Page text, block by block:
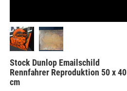
Stock Dunlop Emailschild
Rennfahrer Reproduktion 50 x 40
cm